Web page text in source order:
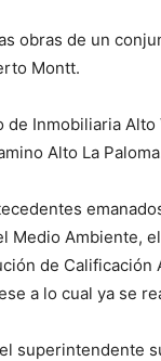
obras de un
Montt.
de Inmobiliaria Alto
Alto La
Medio Ambiente,
de Calificación
a lo cual ya se
superintendente